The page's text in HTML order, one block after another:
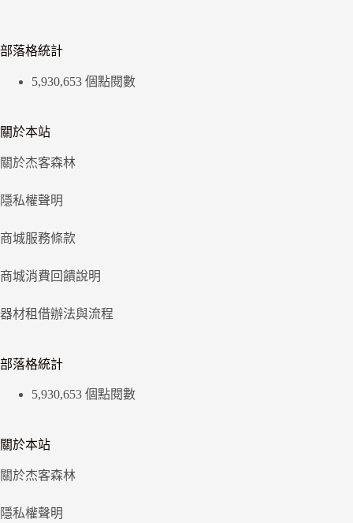
部落格統計
5,930,653 個點閱數
關於本站
關於杰客森林
隱私權聲明
商城服務條款
商城消費回饋說明
器材租借辦法與流程
部落格統計
5,930,653 個點閱數
關於本站
關於杰客森林
隱私權聲明